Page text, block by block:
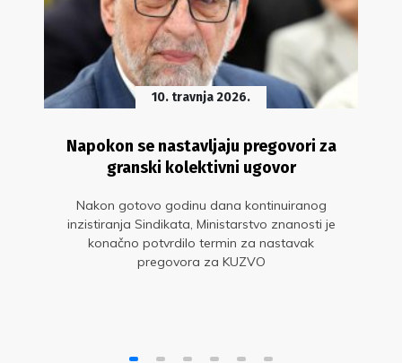
10. travnja 2026.
Napokon se nastavljaju pregovori za
granski kolektivni ugovor
Nakon gotovo godinu dana kontinuiranog
inzistiranja Sindikata, Ministarstvo znanosti je
konačno potvrdilo termin za nastavak
pregovora za KUZVO